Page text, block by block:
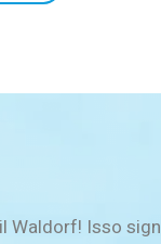
Waldorf! Isso